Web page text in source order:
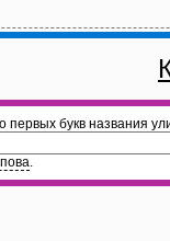
первых букв названия
.